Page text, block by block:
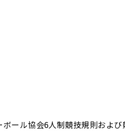
ール協会6人制競技規則および